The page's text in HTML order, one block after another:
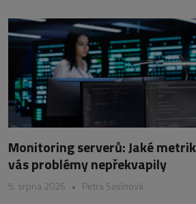
Monitoring serverů: Jaké
vás problémy nepřekvapily
5. srpna 2026 • Petra Sasínová